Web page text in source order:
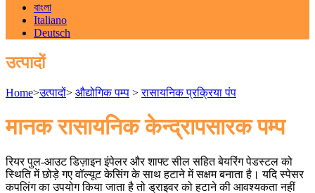
বাংলা
Italiano
Deutsch
उत्पादों
Home>उत्पादों> औद्योगिक पम्प >रासायनिक प्रक्रिया पंप
मानक रासायनिक केन्द्रापसारक पम्प
रियर पुल-आउट डिज़ाइन इंपेलर और शाफ्ट सील सहित बेयरिंग पेडस्टल को
स्थिति में छोड़े गए वॉल्यूट केसिंग के साथ हटाने में सक्षम बनाता है। यदि स्पेसर
कपलिंग का उपयोग किया जाता है तो ड्राइवर को हटाने की आवश्यकता नहीं